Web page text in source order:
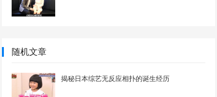
随机文章
揭秘日本综艺无反应相扑的诞生经历